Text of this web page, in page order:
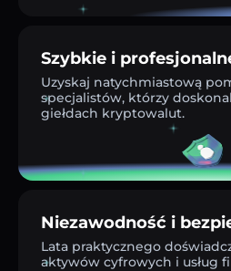
Szybkie i
Uzyskaj natychmiastową
specjalistów, którzy
giełdach kryptowalut.
Niezawodność i
Lata praktycznego
aktywów cyfrowych i usług